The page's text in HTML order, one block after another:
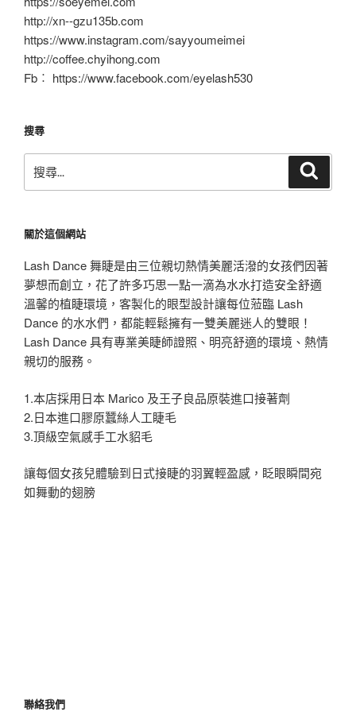
http://xn--gzu135b.com
https://www.instagram.com/sayyoumeimei
http://coffee.chyihong.com
Fb︰ https://www.facebook.com/eyelash530
搜尋
尋
字:
關於這個網站
Lash Dance 舞睫是由三位親切熱情美麗活潑的女孩們因著
夢想而創立，花了許多巧思一點一滴為水水打造安全舒適
溫馨的植睫環境，客製化的眼型設計讓每位蒞臨 Lash
Dance 的水水們，都能輕鬆擁有一雙美麗迷人的雙眼！
Lash Dance 具有專業美睫師證照、明亮舒適的環境、熱情
親切的服務。
1.本店採用日本 Marico 及王子良品原裝進口接著劑
2.日本進口膠原蠶絲人工睫毛
3.頂級空氣感手工水貂毛
讓每個女孩兒體驗到日式接睫的羽翼輕盈感，眨眼瞬間宛
如舞動的翅膀
聯絡我們